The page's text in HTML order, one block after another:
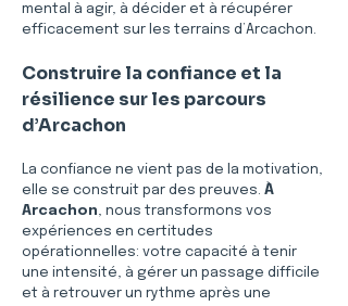
mental à agir, à décider et à récupérer
efficacement sur les terrains d’Arcachon.
Construire la confiance et la
résilience sur les parcours
d’Arcachon
La confiance ne vient pas de la motivation,
elle se construit par des preuves. À
Arcachon, nous transformons vos
expériences en certitudes
opérationnelles: votre capacité à tenir
une intensité, à gérer un passage difficile
et à retrouver un rythme après une